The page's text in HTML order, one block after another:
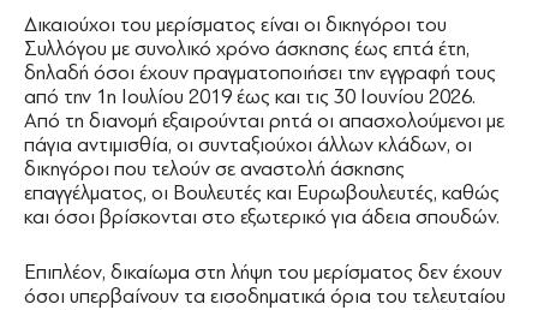
Δικαιούχοι του μερίσματος είναι οι δικηγόροι του
Συλλόγου με συνολικό χρόνο άσκησης έως επτά έτη,
δηλαδή όσοι έχουν πραγματοποιήσει την εγγραφή τους
από την 1η Ιουλίου 2019 έως και τις 30 Ιουνίου 2026.
Από τη διανομή εξαιρούνται ρητά οι απασχολούμενοι με
πάγια αντιμισθία, οι συνταξιούχοι άλλων κλάδων, οι
δικηγόροι που τελούν σε αναστολή άσκησης
επαγγέλματος, οι Βουλευτές και Ευρωβουλευτές, καθώς
και όσοι βρίσκονται στο εξωτερικό για άδεια σπουδών.
Επιπλέον, δικαίωμα στη λήψη του μερίσματος δεν έχουν
όσοι υπερβαίνουν τα εισοδηματικά όρια του τελευταίου